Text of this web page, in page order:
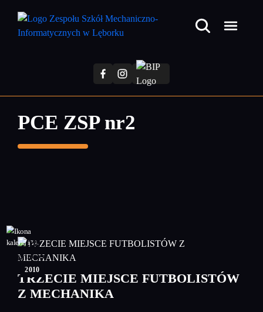
treści
PCE ZSP nr2
08
grudzień
2010
TRZECIE MIEJSCE FUTBOLISTÓW
Z MECHANIKA